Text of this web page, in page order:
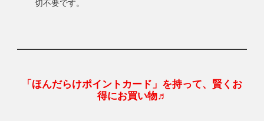
切不要です。
「ほんだらけポイントカード」を持って、賢くお
得にお買い物♬